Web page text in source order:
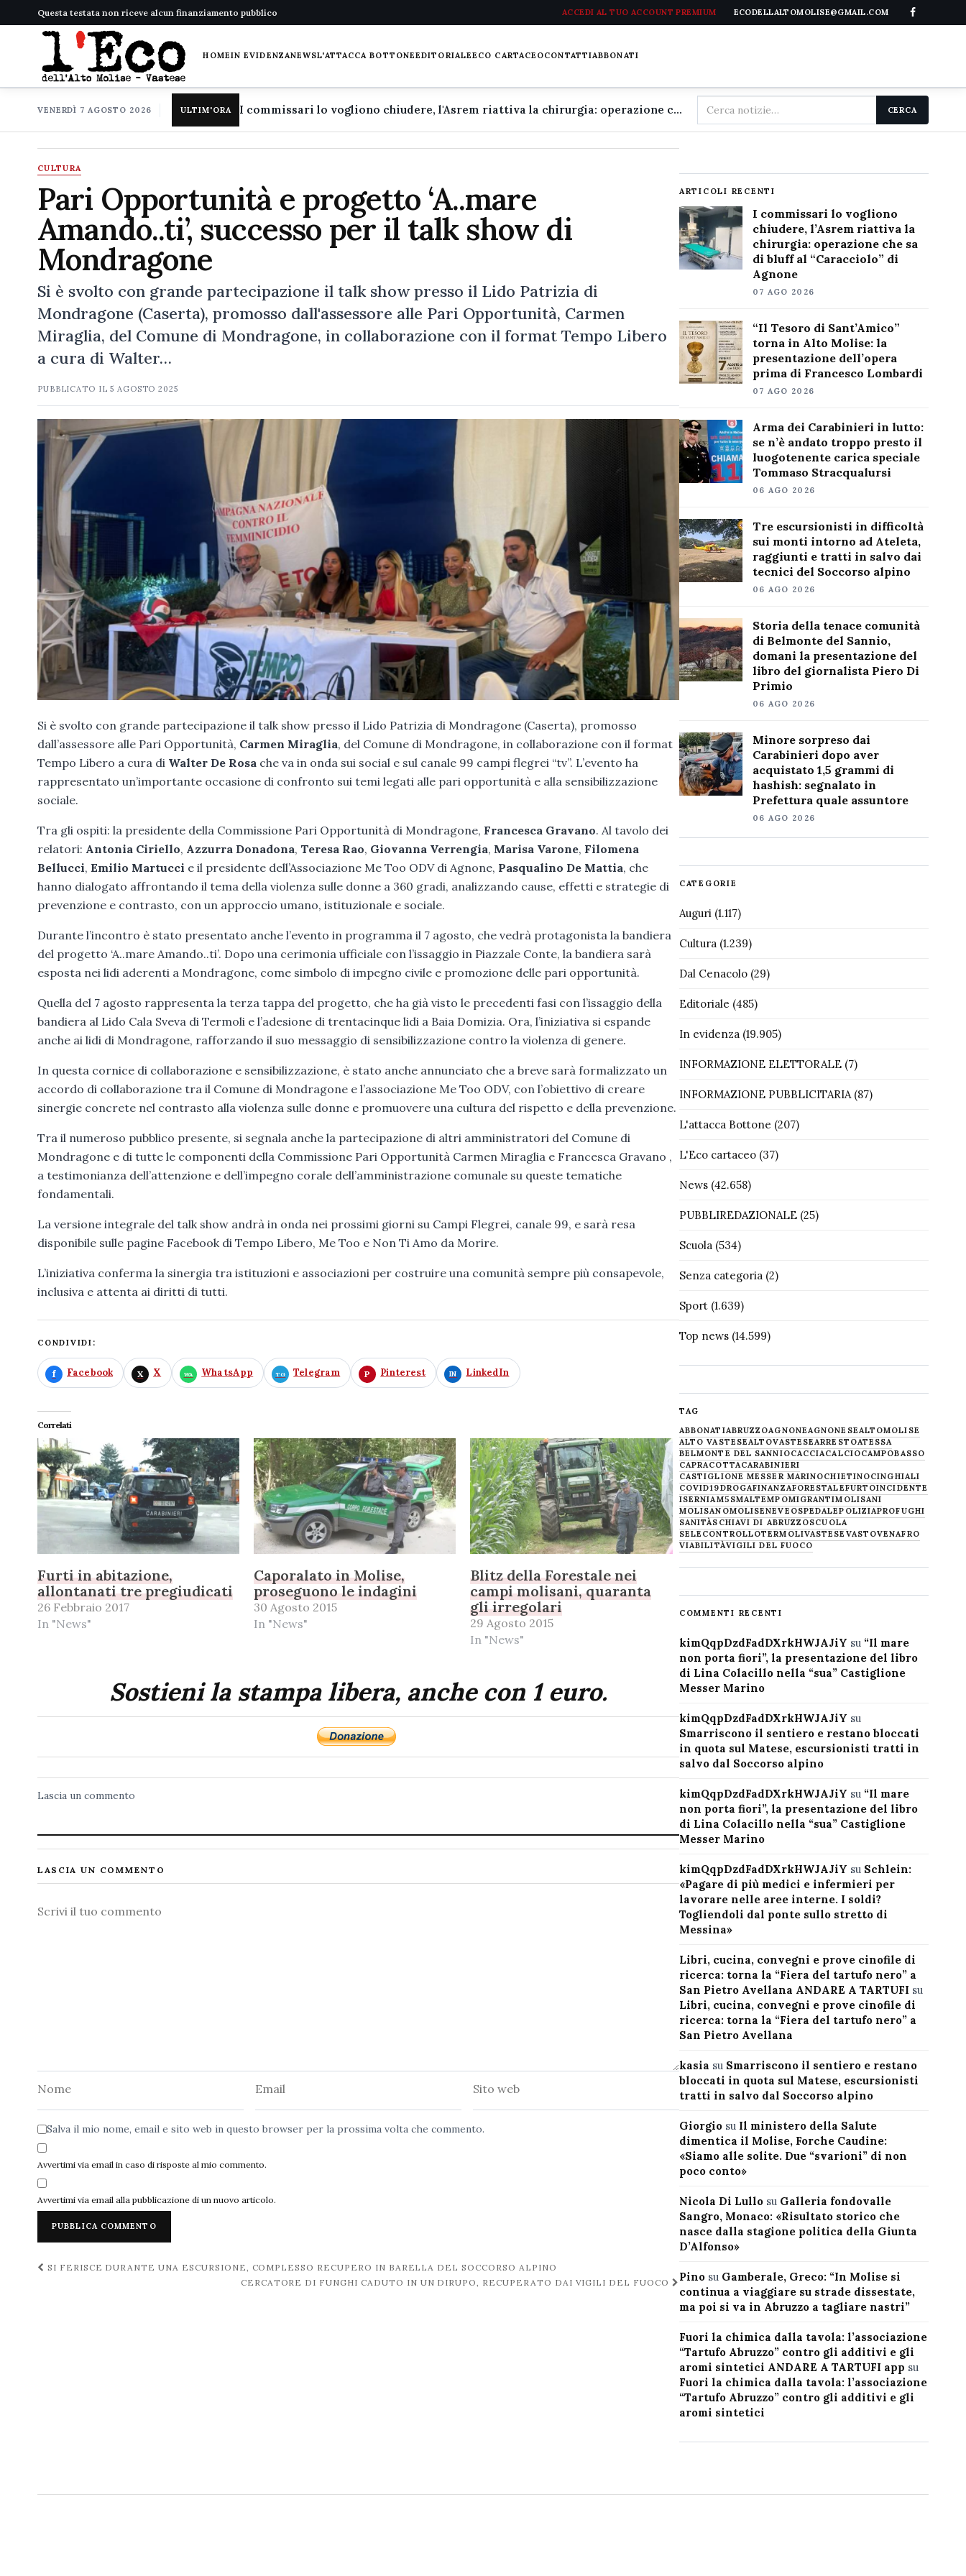
Questa testata non riceve alcun finanziamento pubblico ACCEDI AL TUO ACCOUNT PREMIUM ECODELLALTOMOLISE@GMAIL.COM
HOMEIN EVIDENZANEWSL'ATTACCA BOTTONEEDITORIALEECO CARTACEOCONTATTIABBONATI
VENERDÌ 7 AGOSTO 2026 ULTIM'ORA I commissari lo vogliono chiudere, l'Asrem riattiva la chirurgia: operazione che sa di bluff al "Caracciolo" di Agnone
Cerca
nel
CERCA
CULTURA
Pari Opportunità e progetto ‘A..mare
Amando..ti’, successo per il talk show di
Mondragone
Si è svolto con grande partecipazione il talk show presso il Lido Patrizia di
Mondragone (Caserta), promosso dall'assessore alle Pari Opportunità, Carmen
Miraglia, del Comune di Mondragone, in collaborazione con il format Tempo Libero
a cura di Walter…
PUBBLICATO IL5 AGOSTO 2025
Si è svolto con grande partecipazione il talk show presso il Lido Patrizia di Mondragone (Caserta), promosso
dall’assessore alle Pari Opportunità, Carmen Miraglia, del Comune di Mondragone, in collaborazione con il format
Tempo Libero a cura di Walter De Rosa che va in onda sui social e sul canale 99 campi flegrei “tv”. L’evento ha
rappresentato un’importante occasione di confronto sui temi legati alle pari opportunità e alla sensibilizzazione
sociale.
Tra gli ospiti: la presidente della Commissione Pari Opportunità di Mondragone, Francesca Gravano. Al tavolo dei
relatori: Antonia Ciriello, Azzurra Donadona, Teresa Rao, Giovanna Verrengia, Marisa Varone, Filomena
Bellucci, Emilio Martucci e il presidente dell’Associazione Me Too ODV di Agnone, Pasqualino De Mattia, che
hanno dialogato affrontando il tema della violenza sulle donne a 360 gradi, analizzando cause, effetti e strategie di
prevenzione e contrasto, con un approccio umano, istituzionale e sociale.
Durante l’incontro è stato presentato anche l’evento in programma il 7 agosto, che vedrà protagonista la bandiera
del progetto ‘A..mare Amando..ti’. Dopo una cerimonia ufficiale con l’issaggio in Piazzale Conte, la bandiera sarà
esposta nei lidi aderenti a Mondragone, come simbolo di impegno civile e promozione delle pari opportunità.
Quella del 7 agosto rappresenta la terza tappa del progetto, che ha già visto le precedenti fasi con l’issaggio della
bandiera al Lido Cala Sveva di Termoli e l’adesione di trentacinque lidi a Baia Domizia. Ora, l’iniziativa si espande
anche ai lidi di Mondragone, rafforzando il suo messaggio di sensibilizzazione contro la violenza di genere.
In questa cornice di collaborazione e sensibilizzazione, è stato anche annunciato che a breve sarà formalizzato un
accordo di collaborazione tra il Comune di Mondragone e l’associazione Me Too ODV, con l’obiettivo di creare
sinergie concrete nel contrasto alla violenza sulle donne e promuovere una cultura del rispetto e della prevenzione.
Tra il numeroso pubblico presente, si segnala anche la partecipazione di altri amministratori del Comune di
Mondragone e di tutte le componenti della Commissione Pari Opportunità Carmen Miraglia e Francesca Gravano ,
a testimonianza dell’attenzione e dell’impegno corale dell’amministrazione comunale su queste tematiche
fondamentali.
La versione integrale del talk show andrà in onda nei prossimi giorni su Campi Flegrei, canale 99, e sarà resa
disponibile sulle pagine Facebook di Tempo Libero, Me Too e Non Ti Amo da Morire.
L’iniziativa conferma la sinergia tra istituzioni e associazioni per costruire una comunità sempre più consapevole,
inclusiva e attenta ai diritti di tutti.
CONDIVIDI:
Facebook X WhatsApp Telegram Pinterest LinkedIn
Correlati
Furti in abitazione,
allontanati tre pregiudicati
26 Febbraio 2017
In "News"
Caporalato in Molise,
proseguono le indagini
30 Agosto 2015
In "News"
Blitz della Forestale nei
campi molisani, quaranta
gli irregolari
29 Agosto 2015
In "News"
Sostieni la stampa libera, anche con 1 euro.
Lascia un commento
LASCIA UN COMMENTO
Commento
Salva il mio nome, email e sito web in questo browser per la prossima volta che commento.
Avvertimi via email in caso di risposte al mio commento.
Avvertimi via email alla pubblicazione di un nuovo articolo.
Navigazione
SI FERISCE DURANTE UNA ESCURSIONE, COMPLESSO RECUPERO IN BARELLA DEL SOCCORSO ALPINO
CERCATORE DI FUNGHI CADUTO IN UN DIRUPO, RECUPERATO DAI VIGILI DEL FUOCO
ARTICOLI RECENTI
I commissari lo vogliono
chiudere, l’Asrem riattiva la
chirurgia: operazione che sa
di bluff al “Caracciolo” di
Agnone
07 AGO 2026
“Il Tesoro di Sant’Amico”
torna in Alto Molise: la
presentazione dell’opera
prima di Francesco Lombardi
07 AGO 2026
Arma dei Carabinieri in lutto:
se n’è andato troppo presto il
luogotenente carica speciale
Tommaso Stracqualursi
06 AGO 2026
Tre escursionisti in difficoltà
sui monti intorno ad Ateleta,
raggiunti e tratti in salvo dai
tecnici del Soccorso alpino
06 AGO 2026
Storia della tenace comunità
di Belmonte del Sannio,
domani la presentazione del
libro del giornalista Piero Di
Primio
06 AGO 2026
Minore sorpreso dai
Carabinieri dopo aver
acquistato 1,5 grammi di
hashish: segnalato in
Prefettura quale assuntore
06 AGO 2026
CATEGORIE
Auguri(1.117)
Cultura(1.239)
Dal Cenacolo(29)
Editoriale (485)
In evidenza(19.905)
INFORMAZIONE ELETTORALE(7)
INFORMAZIONE PUBBLICITARIA(87)
L'attacca Bottone (207)
L'Eco cartaceo(37)
News(42.658)
PUBBLIREDAZIONALE(25)
Scuola(534)
Senza categoria(2)
Sport(1.639)
Top news(14.599)
TAG
ABBONATIABRUZZOAGNONEAGNONESEALTOMOLISE
ALTO VASTESEALTOVASTESEARRESTOATESSA
BELMONTE DEL SANNIOCACCIACALCIOCAMPOBASSO
CAPRACOTTACARABINIERI
CASTIGLIONE MESSER MARINOCHIETINOCINGHIALI
COVID19DROGAFINANZAFORESTALEFURTOINCIDENTE
ISERNIAM5SMALTEMPOMIGRANTIMOLISANI
MOLISANOMOLISENEVE OSPEDALEPOLIZIAPROFUGHI
SANITÀSCHIAVI DI ABRUZZOSCUOLA
SELECONTROLLOTERMOLIVASTESE VASTOVENAFRO
VIABILITÀVIGILI DEL FUOCO
COMMENTI RECENTI
kimQqpDzdFadDXrkHWJAJiY su “Il mare
non porta fiori”, la presentazione del libro
di Lina Colacillo nella “sua” Castiglione
Messer Marino
kimQqpDzdFadDXrkHWJAJiY su
Smarriscono il sentiero e restano bloccati
in quota sul Matese, escursionisti tratti in
salvo dal Soccorso alpino
kimQqpDzdFadDXrkHWJAJiY su “Il mare
non porta fiori”, la presentazione del libro
di Lina Colacillo nella “sua” Castiglione
Messer Marino
kimQqpDzdFadDXrkHWJAJiY su Schlein:
«Pagare di più medici e infermieri per
lavorare nelle aree interne. I soldi?
Togliendoli dal ponte sullo stretto di
Messina»
Libri, cucina, convegni e prove cinofile di
ricerca: torna la “Fiera del tartufo nero” a
San Pietro Avellana ANDARE A TARTUFI su
Libri, cucina, convegni e prove cinofile di
ricerca: torna la “Fiera del tartufo nero” a
San Pietro Avellana
kasia su Smarriscono il sentiero e restano
bloccati in quota sul Matese, escursionisti
tratti in salvo dal Soccorso alpino
Giorgiosu Il ministero della Salute
dimentica il Molise, Forche Caudine:
«Siamo alle solite. Due “svarioni” di non
poco conto»
Nicola Di Lullosu Galleria fondovalle
Sangro, Monaco: «Risultato storico che
nasce dalla stagione politica della Giunta
D’Alfonso»
Pinosu Gamberale, Greco: “In Molise si
continua a viaggiare su strade dissestate,
ma poi si va in Abruzzo a tagliare nastri”
Fuori la chimica dalla tavola: l’associazione
“Tartufo Abruzzo” contro gli additivi e gli
aromi sintetici ANDARE A TARTUFI app su
Fuori la chimica dalla tavola: l’associazione
“Tartufo Abruzzo” contro gli additivi e gli
aromi sintetici